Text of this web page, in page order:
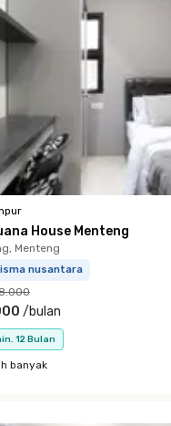
House Menteng
Menteng
nusantara
/bulan
12 Bulan
banyak